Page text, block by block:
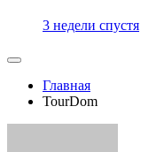
3 недели спустя
Главная
TourDom